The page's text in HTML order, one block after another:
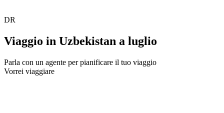
DR
Viaggio in Uzbekistan a luglio
Parla con un agente per pianificare il tuo viaggio
Vorrei viaggiare